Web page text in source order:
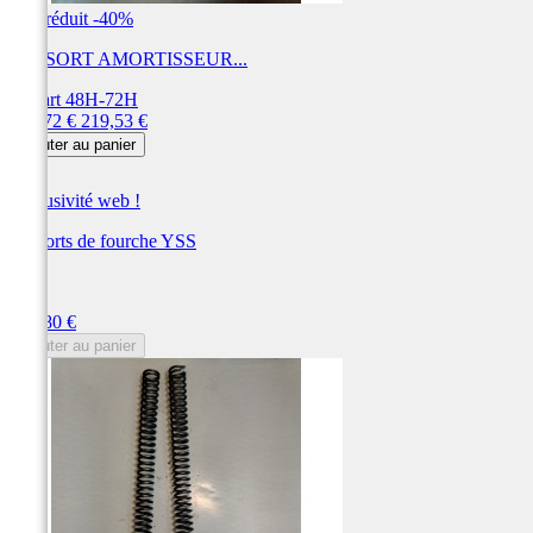
Prix réduit -40%
RESSORT AMORTISSEUR...
Départ 48H-72H
131,72 € Prix
de
base
219,53 €
Ajouter au panier
Exclusivité web !
Ressorts de fourche YSS
130,80 €
Ajouter au panier